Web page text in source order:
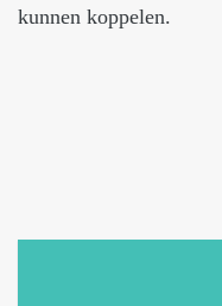
kunnen koppelen.